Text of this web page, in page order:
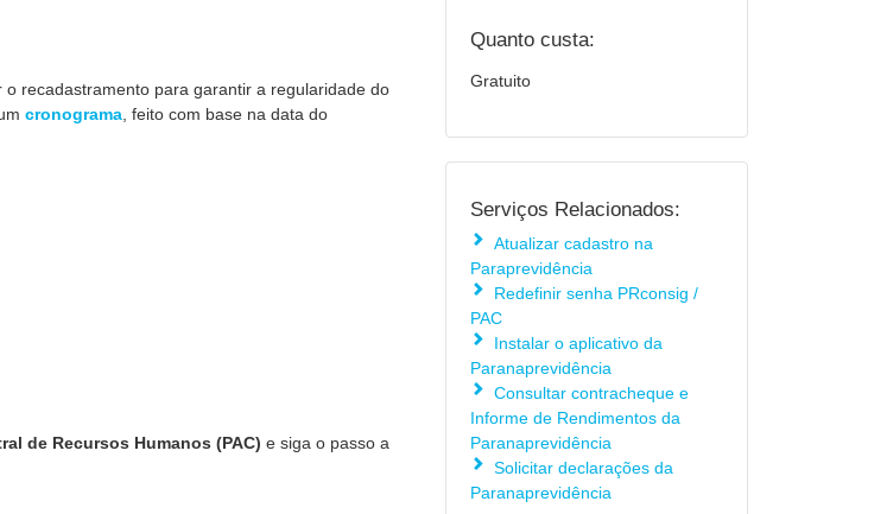
recadastramento para garantir a regularidade do
cronograma , feito com base na data do
de Recursos Humanos (PAC) e siga o passo a
Quanto custa:
Gratuito
Serviços Relacionados:
Atualizar cadastro na
Paraprevidência
Redefinir senha PRconsig /
PAC
Instalar o aplicativo da
Paranaprevidência
Consultar contracheque e
Informe de Rendimentos da
Paranaprevidência
Solicitar declarações da
Paranaprevidência